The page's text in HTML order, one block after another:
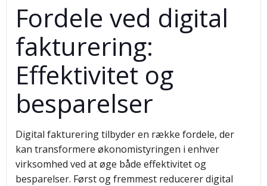
Fordele ved digital
fakturering:
Effektivitet og
besparelser
Digital fakturering tilbyder en række fordele, der
kan transformere økonomistyringen i enhver
virksomhed ved at øge både effektivitet og
besparelser. Først og fremmest reducerer digital